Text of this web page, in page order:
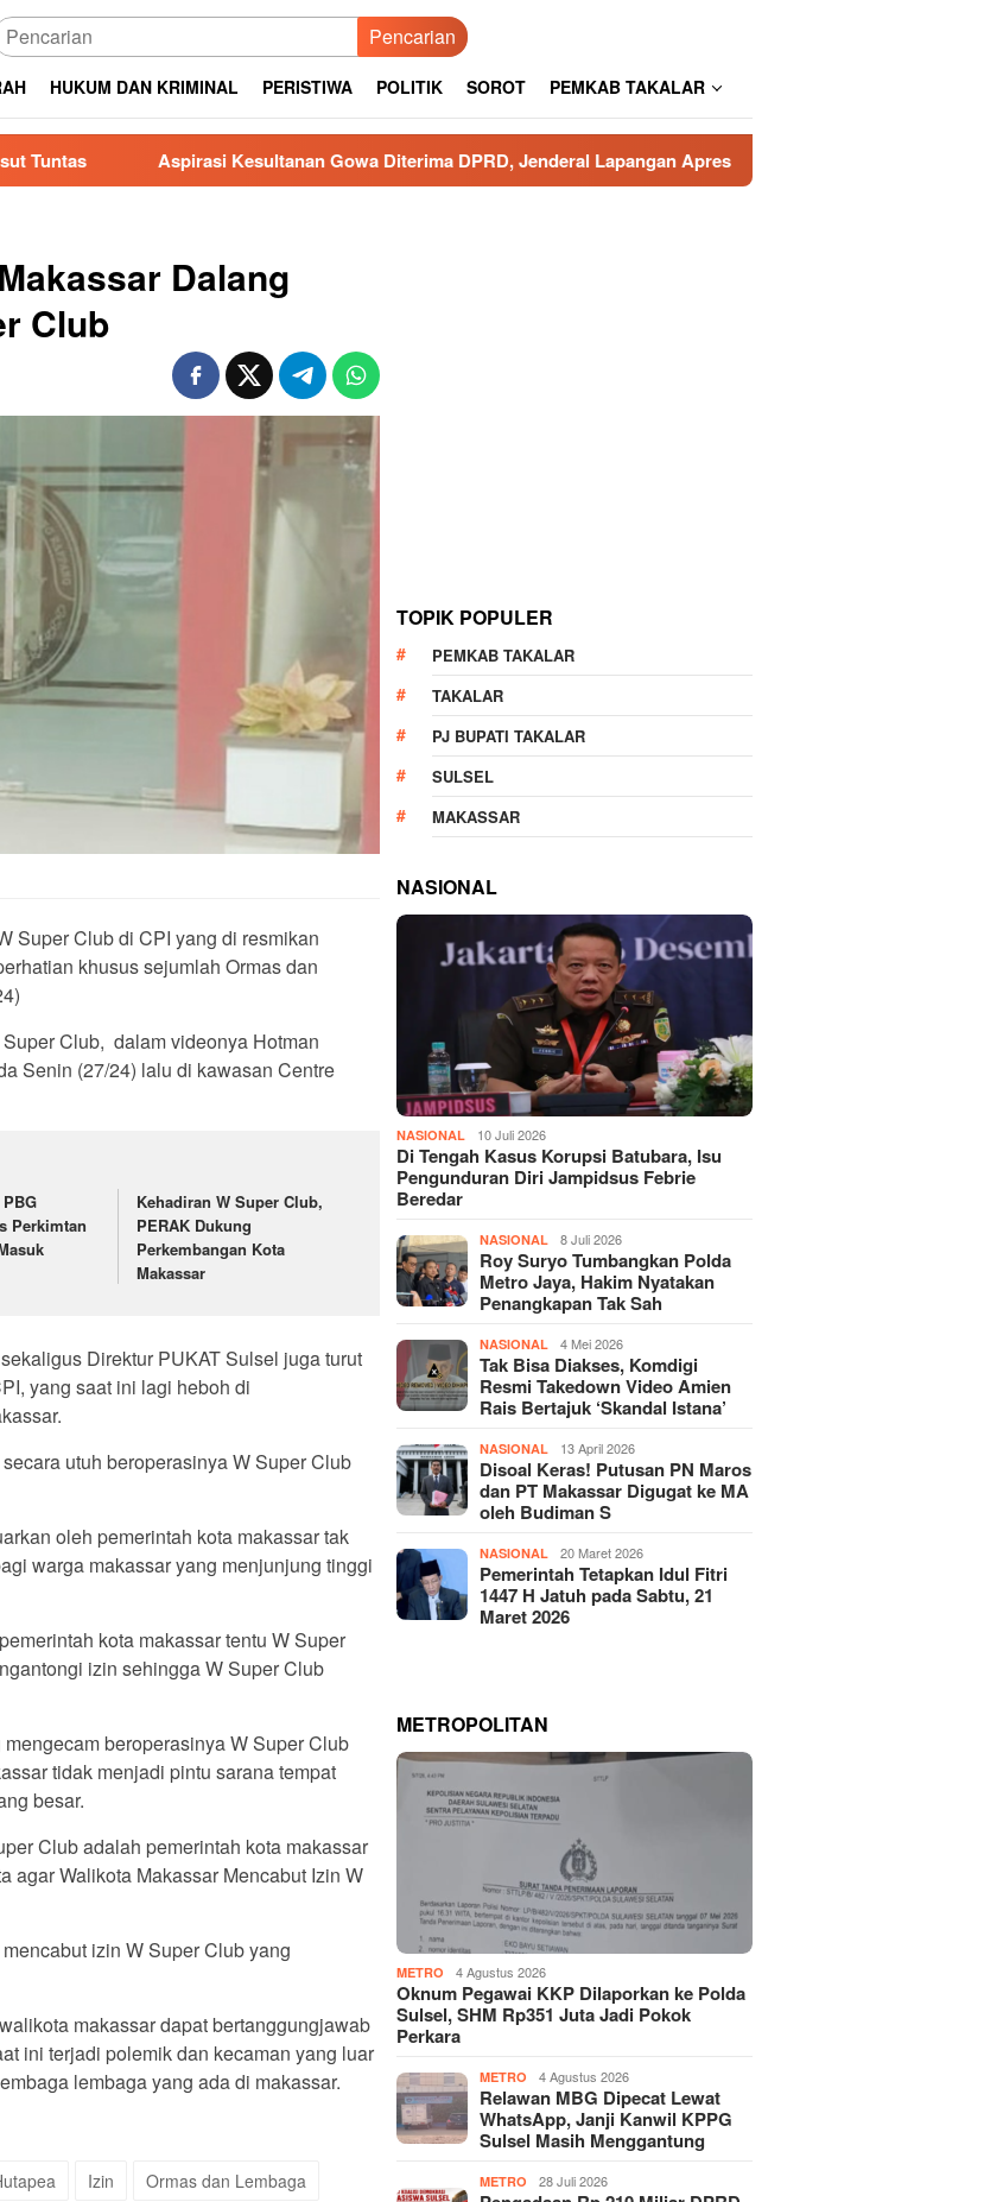
Pencarian
HUKUM DAN KRIMINAL PERISTIWA POLITIK SOROT PEMKAB TAKALAR
Aspirasi Kesultanan Gowa Diterima DPRD, Jenderal Lapangan Apresiasi Pengamanan Polresta Gowa
Dalang
Club
Super Club di CPI yang di resmikan
khusus sejumlah Ormas dan
Club, dalam videonya Hotman
Senin (27/24) lalu di kawasan Centre
Perkimtan
Kehadiran W Super Club,
PERAK Dukung
Perkembangan Kota
Makassar
Direktur PUKAT Sulsel juga turut
yang saat ini lagi heboh di
utuh beroperasinya W Super Club
oleh pemerintah kota makassar tak
warga makassar yang menjunjung tinggi
kota makassar tentu W Super
izin sehingga W Super Club
beroperasinya W Super Club
tidak menjadi pintu sarana tempat
besar.
Club adalah pemerintah kota makassar
agar Walikota Makassar Mencabut Izin W
izin W Super Club yang
makassar dapat bertanggungjawab
ini terjadi polemik dan kecaman yang luar
lembaga yang ada di makassar.
Izin
Ormas dan Lembaga
TOPIK POPULER
PEMKAB TAKALAR
TAKALAR
PJ BUPATI TAKALAR
SULSEL
MAKASSAR
NASIONAL
NASIONAL 10 Juli 2026
Di Tengah Kasus Korupsi Batubara, Isu
Pengunduran Diri Jampidsus Febrie
Beredar
NASIONAL 8 Juli 2026
Roy Suryo Tumbangkan Polda
Metro Jaya, Hakim Nyatakan
Penangkapan Tak Sah
NASIONAL 4 Mei 2026
Tak Bisa Diakses, Komdigi
Resmi Takedown Video Amien
Rais Bertajuk ‘Skandal Istana’
NASIONAL 13 April 2026
Disoal Keras! Putusan PN Maros
dan PT Makassar Digugat ke MA
oleh Budiman S
NASIONAL 20 Maret 2026
Pemerintah Tetapkan Idul Fitri
1447 H Jatuh pada Sabtu, 21
Maret 2026
METROPOLITAN
METRO 4 Agustus 2026
Oknum Pegawai KKP Dilaporkan ke Polda
Sulsel, SHM Rp351 Juta Jadi Pokok
Perkara
METRO 4 Agustus 2026
Relawan MBG Dipecat Lewat
WhatsApp, Janji Kanwil KPPG
Sulsel Masih Menggantung
METRO 28 Juli 2026